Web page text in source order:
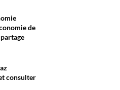
de
consulter